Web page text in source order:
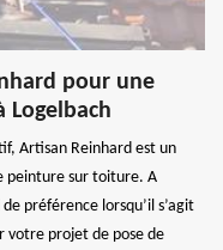
pour une
Artisan Reinhard est un
peinture sur toiture. A
préférence lorsqu’il s’agit
votre projet de pose de